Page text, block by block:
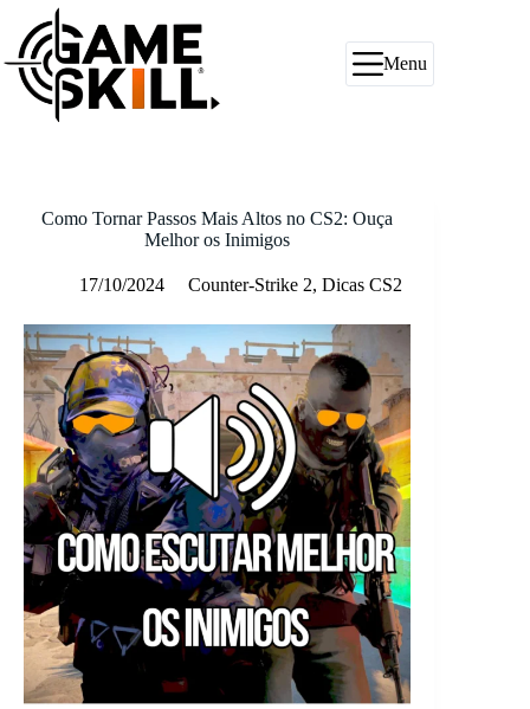
para
conteúdo
Menu
Como Tornar Passos Mais Altos no CS2: Ouça
Melhor os Inimigos
17/10/2024 Counter-Strike 2,Dicas CS2